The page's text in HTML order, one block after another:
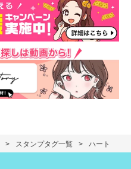
スタンプタグ一覧 ハート